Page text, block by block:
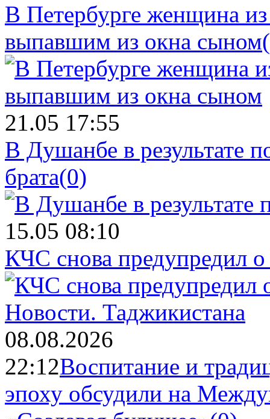
В Петербурге женщина
выпавшим из окна сыном
21.05 17:55
В Душанбе в результате
брата(0)
15.05 08:10
КЧС снова предупредил
Новости. Таджикистана
08.08.2026
22:12Воспитание и
эпоху обсудили на